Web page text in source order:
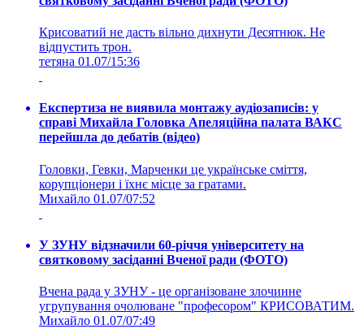
Крисоватий не дасть вільно дихнути Десятнюк. Не
відпустить трон.
тетяна 01.07/15:36
Експертиза не виявила монтажу аудіозаписів: у
справі Михайла Головка Апеляційна палата ВАКС
перейшла до дебатів (відео)
Головки, Гевки, Марченки це українське сміття,
корупціонери і їхнє місце за гратами.
Михайло 01.07/07:52
У ЗУНУ відзначили 60-річчя університету на
святковому засіданні Вченої ради (ФОТО)
Вчена рада у ЗУНУ - це організоване злочинне
угрупування очолюване "професором" КРИСОВАТИМ.
Михайло 01.07/07:49